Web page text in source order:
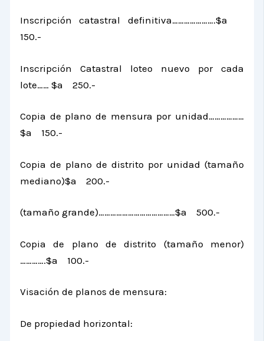
Inscripción catastral definitiva………………….$a
150.-
Inscripción Catastral loteo nuevo por cada
lote…… $a 250.-
Copia de plano de mensura por unidad………………
$a 150.-
Copia de plano de distrito por unidad (tamaño
mediano)$a 200.-
(tamaño grande)…………………………………$a 500.-
Copia de plano de distrito (tamaño menor)
………….$a 100.-
Visación de planos de mensura:
De propiedad horizontal: